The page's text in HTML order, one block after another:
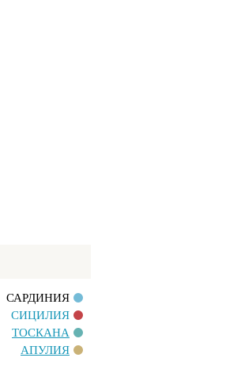
САРДИНИЯ
СИЦИЛИЯ
ТОСКАНА
АПУЛИЯ